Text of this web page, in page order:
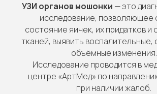
УЗИ органов мошонки — это
исследование, позволяющее
состояние яичек, их придатков
тканей, выявить воспалительные,
объёмные изменения.
Исследование проводится в
центре «АртМед» по
при наличии жалоб.